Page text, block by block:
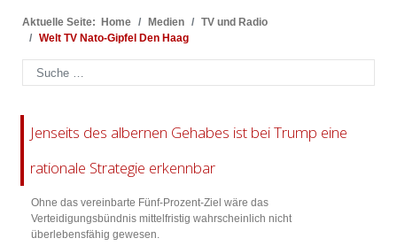
Aktuelle Seite: Home Medien
TV und Radio
Welt TV Nato-Gipfel Den Haag
Suchen
Jenseits des albernen Gehabes ist bei Trump eine
rationale Strategie erkennbar
Ohne das vereinbarte Fünf-Prozent-Ziel wäre das
Verteidigungsbündnis mittelfristig wahrscheinlich nicht
überlebensfähig gewesen.